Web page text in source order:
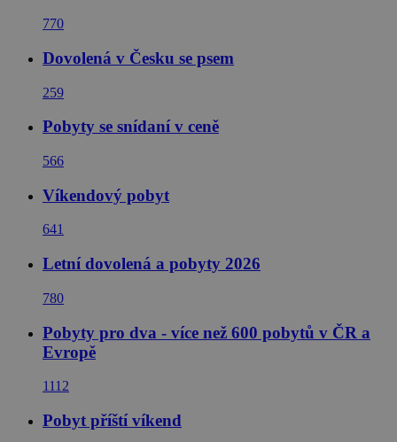
770
Dovolená v Česku se psem
259
Pobyty se snídaní v ceně
566
Víkendový pobyt
641
Letní dovolená a pobyty 2026
780
Pobyty pro dva - více než 600 pobytů v ČR a
Evropě
1112
Pobyt příští víkend